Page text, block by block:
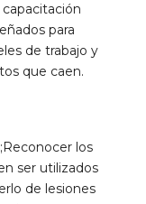
para
de trabajo y
que caen.
los
ser utilizados
de lesiones